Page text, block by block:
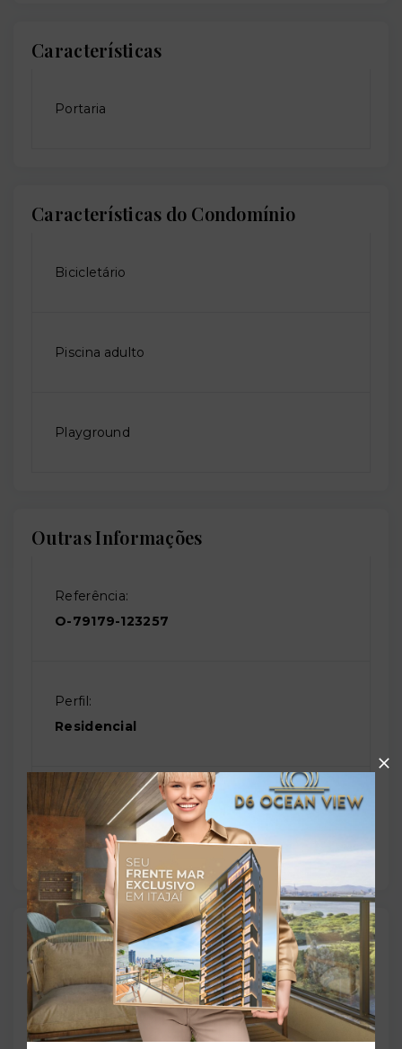
Características
Portaria
Características do Condomínio
Bicicletário
Piscina adulto
Playground
Outras Informações
Referência:
O-79179-123257
Perfil:
Residencial
Situação:
Usado
Localização
Rua Armênia, 6210138 - Presidente Altino -
Osasco/SP
- 06210-138
+